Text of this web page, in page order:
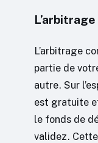
L’arbitrage
partie de
autre. Sur
est gratuite
le fonds de
validez.